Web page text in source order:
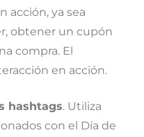
acción, ya sea
obtener un cupón
compra. El
en acción.
hashtags. Utiliza
con el Día de